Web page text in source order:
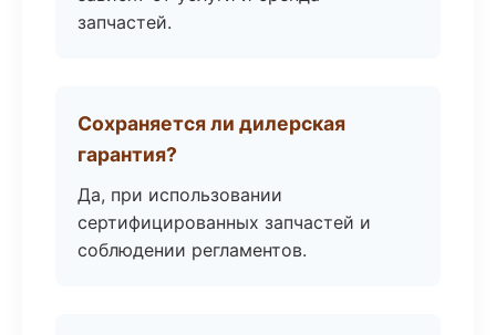
запчастей.
Сохраняется ли дилерская
гарантия?
Да, при использовании
сертифицированных запчастей и
соблюдении регламентов.